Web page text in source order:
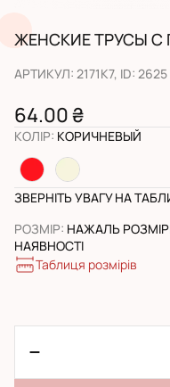
ЖЕНСКИЕ ТРУСЫ С
АРТИКУЛ: 2171K7, ID: 2625
64.00 ₴
КОЛІР: КОРИЧНЕВЫЙ
ЗВЕРНІТЬ УВАГУ НА
РОЗМІР: НАЖАЛЬ
НАЯВНОСТІ
Таблиця розмірів